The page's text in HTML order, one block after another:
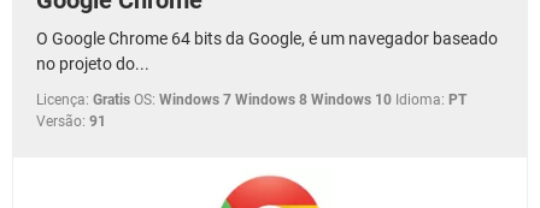
O Google Chrome 64 bits da Google, é um navegador baseado
no projeto do...
Licença: Gratis OS: Windows 7 Windows 8 Windows 10 Idioma: PT
Versão: 91